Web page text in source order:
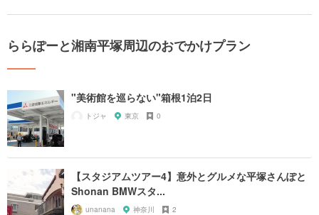
ららぽーと湘南平塚周辺のおでかけプラン
"美術館を巡らない"箱根1泊2日
トジャ 東京 0
【スタジアムツアー4】意外とグルメな平塚さんぽと
Shonan BMWスタ...
unanana 神奈川 2